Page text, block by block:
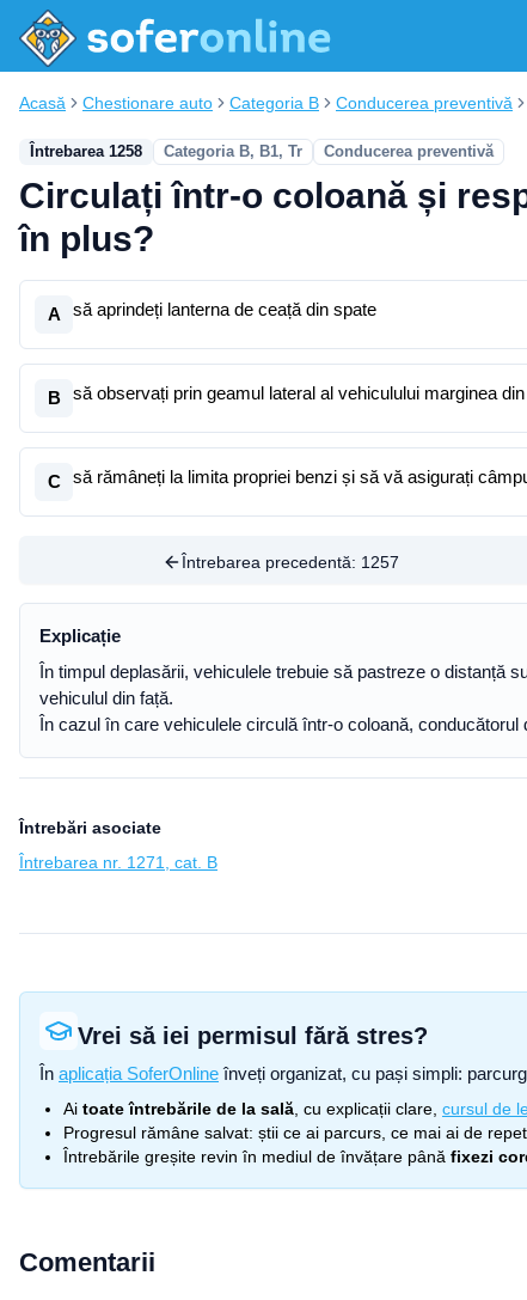
Acasă Chestionare auto Categoria B Conducerea preventivă
Întrebarea 1258 Categoria B, B1, Tr Conducerea preventivă
Circulați într-o coloană și
în plus?
A să aprindeți lanterna de ceață din spate
B să observați prin geamul lateral al vehiculului marginea
C să rămâneți la limita propriei benzi și să vă asigurați
Întrebarea precedentă: 1257
Explicație
În timpul deplasării, vehiculele trebuie să pastreze o distanță
vehiculul din față.
În cazul în care vehiculele circulă într-o coloană,
Întrebări asociate
Întrebarea nr. 1271, cat. B
Vrei să iei permisul fără stres?
În aplicația SoferOnline înveți organizat, cu pași simpli:
Ai toate întrebările de la sală , cu explicații clare, cursul de
Progresul rămâne salvat: știi ce ai parcurs, ce mai ai de
Întrebările greșite revin în mediul de învățare până fixezi
Comentarii